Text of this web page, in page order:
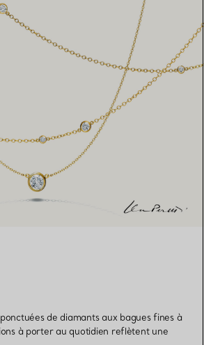
de diamants aux bagues fines à
à porter au quotidien reflètent une